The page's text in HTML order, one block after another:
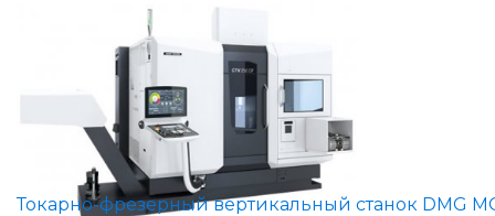
Токарно-фрезерный вертикальный станок DMG